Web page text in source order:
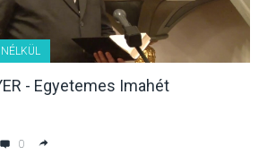
- Egyetemes Imahét
0